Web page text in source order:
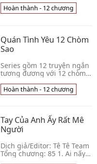
thụ, 1×1, sinh tử văn …
Ở An Lỗ Đặc vương quốc, có
Hoàn thành - 12 chương
Quán Tình Yêu 12 Chòm
Sao
Series gồm 12 truyện ngắn
tương đương với 12 chòm
Editor: tieucute (Hạ Cẩm
Vân) Văn án — Bởi vì anh
Hoàn thành - 12 chương
Tay Của Anh Ấy Rất Mê
Người
Dịch giả/Editor: Tê Tê Team
Tổng chương: 85 1. Ai nấy